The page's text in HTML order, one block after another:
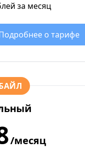
за месяц
о тарифе
/месяц